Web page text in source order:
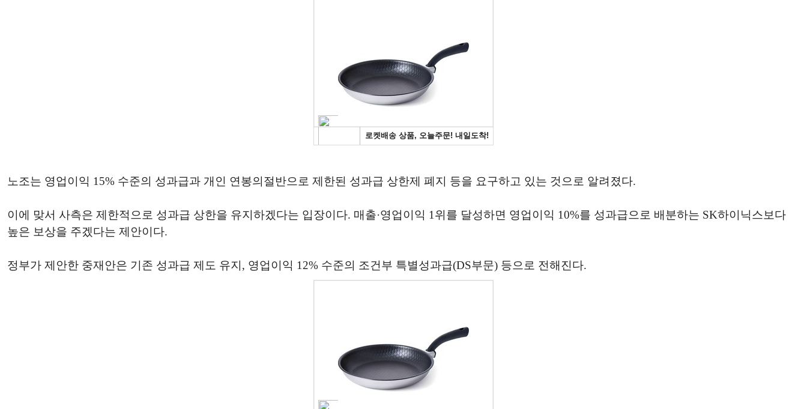
노조는 영업이익 15% 수준의 성과급과 개인 연봉의절반으로 제한된 성과급 상한제 폐지 등을 요구하고 있는 것으로 알려졌다.
이에 맞서 사측은 제한적으로 성과급 상한을 유지하겠다는 입장이다. 매출·영업이익 1위를 달성하면 영업이익 10%를 성과급으로 배분하는 SK하이닉스보다
높은 보상을 주겠다는 제안이다.
정부가 제안한 중재안은 기존 성과급 제도 유지, 영업이익 12% 수준의 조건부 특별성과급(DS부문) 등으로 전해진다.